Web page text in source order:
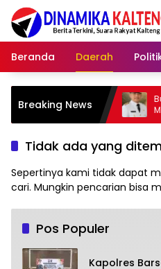
Langsung
konten
Beranda
Daerah
Breaking NewsBupati Barsel
Membakar Hutan
Barito Selatan
Tidak ada yang
Sepertinya kami tidak dapat
cari. Mungkin pencarian bisa
Pos Populer
Kapolres